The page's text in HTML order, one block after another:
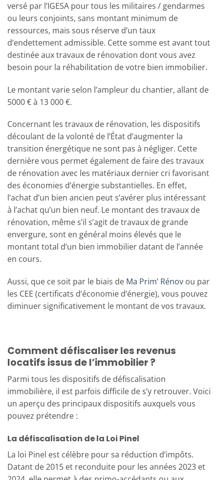
versé par l’IGESA pour tous les militaires / gendarmes
ou leurs conjoints, sans montant minimum de
ressources, mais sous réserve d’un taux
d’endettement admissible. Cette somme est avant tout
destinée aux travaux de rénovation dont vous avez
besoin pour la réhabilitation de votre bien immobilier.
Le montant varie selon l’ampleur du chantier, allant de
5000 € à 13 000 €.
Concernant les travaux de rénovation, les dispositifs
découlant de la volonté de l’État d’augmenter la
transition énergétique ne sont pas à négliger. Cette
dernière vous permet également de faire des travaux
de rénovation avec les matériaux dernier cri favorisant
des économies d’énergie substantielles. En effet,
l’achat d’un bien ancien peut s’avérer plus intéressant
à l’achat qu’un bien neuf. Le montant des travaux de
rénovation, même s’il s’agit de travaux de grande
envergure, sont en général moins élevés que le
montant total d’un bien immobilier datant de l’année
en cours.
Aussi, que ce soit par le biais de Ma Prim’ Rénov ou par
les CEE (certificats d’économie d’énergie), vous pouvez
diminuer significativement le montant de vos travaux.
Comment défiscaliser les revenus
locatifs issus de l’immobilier ?
Parmi tous les dispositifs de défiscalisation
immobilière, il est parfois difficile de s’y retrouver. Voici
un aperçu des principaux dispositifs auxquels vous
pouvez prétendre :
La défiscalisation de la Loi Pinel
La loi Pinel est célèbre pour sa réduction d’impôts.
Datant de 2015 et reconduite pour les années 2023 et